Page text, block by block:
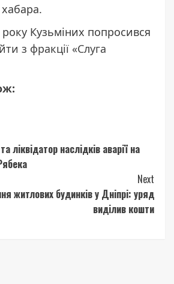
Кузьміних попросився
з фракції «Слуга
ліквідатор наслідків аварії на
Next
житлових будинків у Дніпрі: уряд
виділив кошти